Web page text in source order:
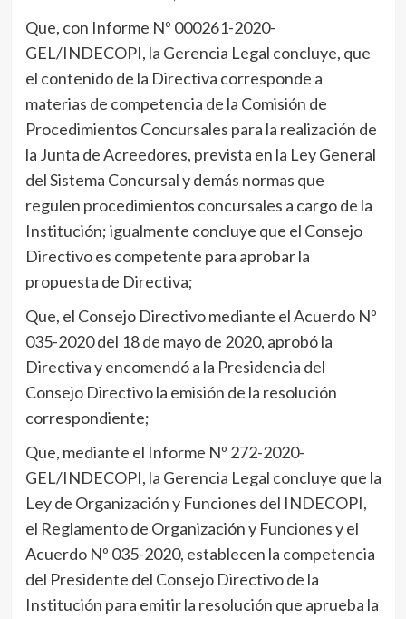
Que, con Informe Nº 000261-2020-
GEL/INDECOPI, la Gerencia Legal concluye, que
el contenido de la Directiva corresponde a
materias de competencia de la Comisión de
Procedimientos Concursales para la realización de
la Junta de Acreedores, prevista en la Ley General
del Sistema Concursal y demás normas que
regulen procedimientos concursales a cargo de la
Institución; igualmente concluye que el Consejo
Directivo es competente para aprobar la
propuesta de Directiva;
Que, el Consejo Directivo mediante el Acuerdo Nº
035-2020 del 18 de mayo de 2020, aprobó la
Directiva y encomendó a la Presidencia del
Consejo Directivo la emisión de la resolución
correspondiente;
Que, mediante el Informe Nº 272-2020-
GEL/INDECOPI, la Gerencia Legal concluye que la
Ley de Organización y Funciones del INDECOPI,
el Reglamento de Organización y Funciones y el
Acuerdo Nº 035-2020, establecen la competencia
del Presidente del Consejo Directivo de la
Institución para emitir la resolución que aprueba la